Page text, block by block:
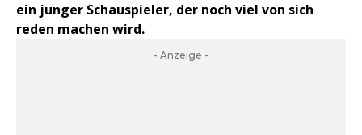
ein junger Schauspieler, der noch viel von sich
reden machen wird.
- Anzeige -